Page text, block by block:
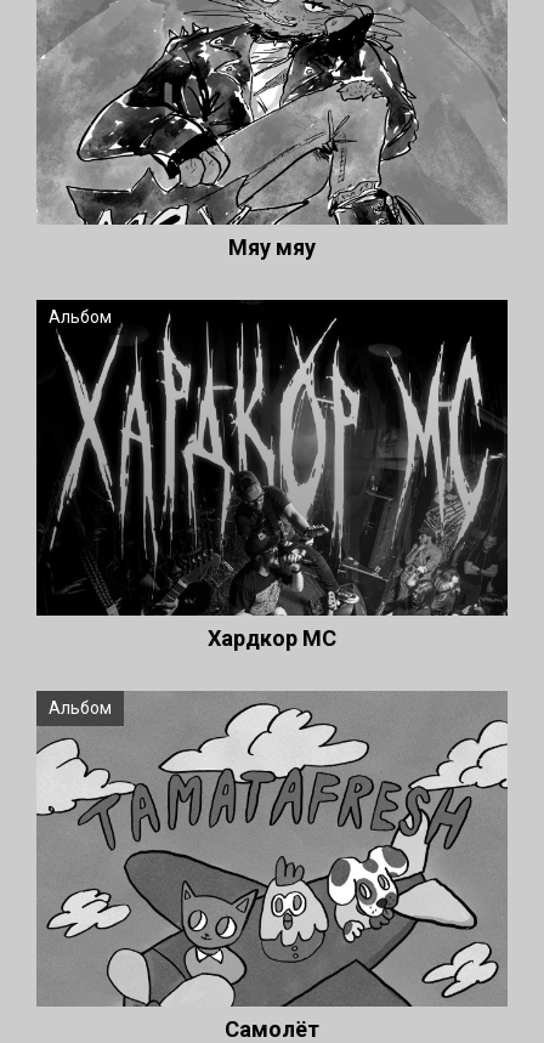
Мяу мяу
Альбом
Хардкор МС
Альбом
Самолёт